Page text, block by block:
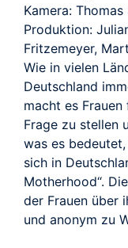
Kamera:
Produktion:
Fritzemeyer,
Wie in vielen
Deutschland
macht es
Frage zu stellen
was es
sich in
Motherhood“.
der Frauen über
und anonym zu